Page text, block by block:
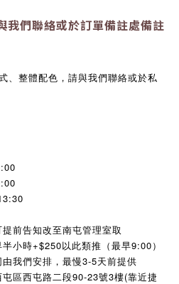
我們聯絡或於訂單備註處備註
、整體配色，請與我們聯絡或於私
前告知改至南屯管理室取
小時+$250以此類推（最早9:00）
我們安排，最慢3-5天前提供
區西屯路二段90-23號3樓(靠近捷